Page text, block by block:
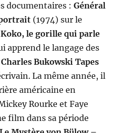
documentaires :Général
(1974) sur le
Koko, le gorille qui parle
apprend le langage des
Bukowski Tapes
La même année, il
américaine en
Rourke et Faye
film dans sa période